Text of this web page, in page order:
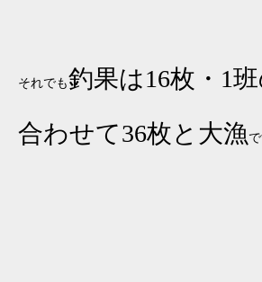
それでも釣果は16枚・1班
合わせて36枚と大漁